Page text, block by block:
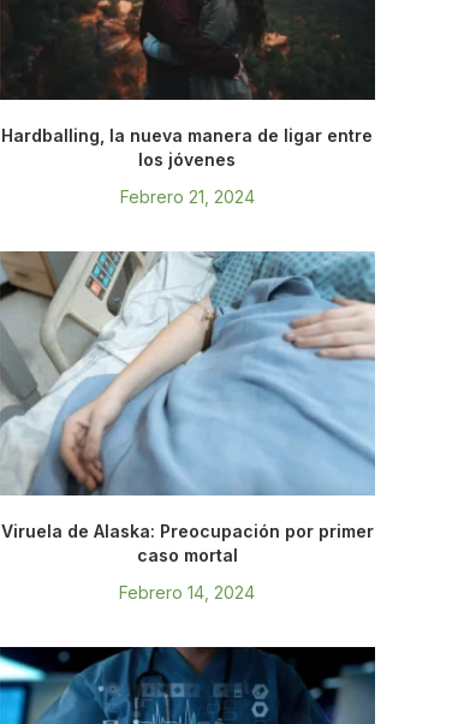
Hardballing, la nueva manera de ligar entre
los jóvenes
Febrero 21, 2024
Viruela de Alaska: Preocupación por primer
caso mortal
Febrero 14, 2024